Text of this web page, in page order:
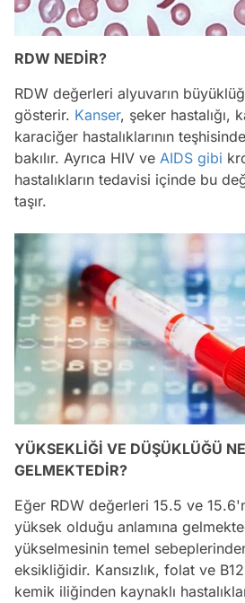
RDW NEDİR?
RDW değerleri alyuvarın
gösterir. Kanser, şeker hastalığı,
karaciğer hastalıklarının
bakılır. Ayrıca HIV ve AIDS gibi
hastalıkların tedavisi içinde bu
taşır.
YÜKSEKLİĞİ VE DÜŞÜKLÜĞÜ
GELMEKTEDİR?
Eğer RDW değerleri 15.5 ve
yüksek olduğu anlamına
yükselmesinin temel
eksikliğidir. Kansızlık, folat ve
kemik iliğinden kaynaklı